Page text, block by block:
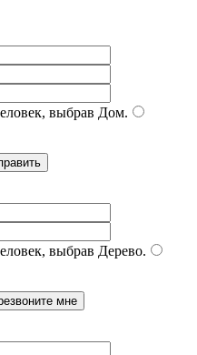
выбрав Дом.
выбрав Дерево.